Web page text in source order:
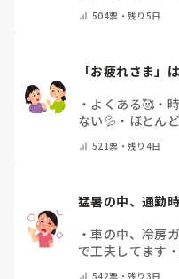
504票・残り5日
「お疲れさま」
・ よくある🥰 ・
ない💦 ・ ほとん
521票・残り4日
猛暑の中、通勤
・車の中、冷房
で工夫してます
542票・残り3日